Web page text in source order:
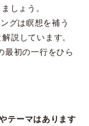
しょう。
グは瞑想を補う
説しています。
最初の一行をひら
テーマはあります